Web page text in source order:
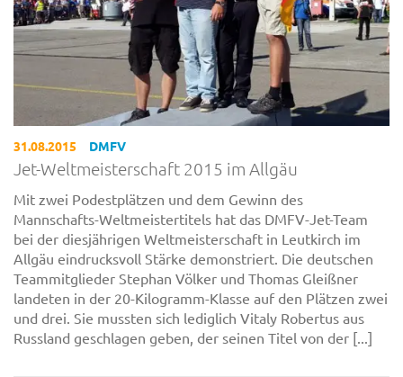
31.08.2015 DMFV
Jet-Weltmeisterschaft 2015 im Allgäu
Mit zwei Podestplätzen und dem Gewinn des
Mannschafts-Weltmeistertitels hat das DMFV-Jet-Team
bei der diesjährigen Weltmeisterschaft in Leutkirch im
Allgäu eindrucksvoll Stärke demonstriert. Die deutschen
Teammitglieder Stephan Völker und Thomas Gleißner
landeten in der 20-Kilogramm-Klasse auf den Plätzen zwei
und drei. Sie mussten sich lediglich Vitaly Robertus aus
Russland geschlagen geben, der seinen Titel von der [...]